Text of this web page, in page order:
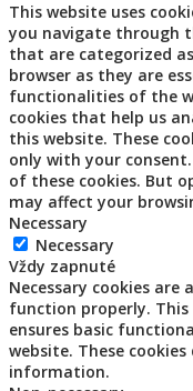
This website uses
you navigate through
that are categorized
browser as they are
functionalities of the
cookies that help us
this website. These
only with your
of these cookies. But
may affect your
Necessary
Necessary
Vždy zapnuté
Necessary cookies
function properly.
ensures basic
website. These
information.